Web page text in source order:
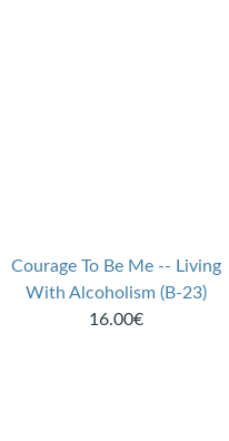
Courage To Be Me -- Living
With Alcoholism (B-23)
16.00€